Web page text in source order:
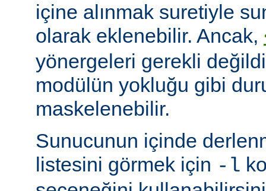
içine alınmak suretiyle
olarak eklenebilir. Ancak,
yönergeleri gerekli
modülün yokluğu gibi
maskelenebilir.
Sunucunun içinde
listesini görmek için -l